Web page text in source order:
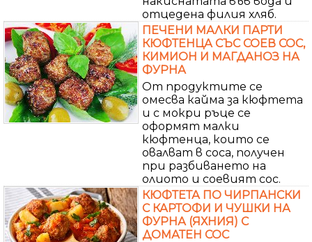
отцедена филия хляб.
ПЕЧЕНИ МАЛКИ ПАРТИ
КЮФТЕНЦА СЪС СОЕВ СОС,
КИМИОН И МАГДАНОЗ НА
ФУРНА
От продуктите се
омесва кайма за кюфтета
и с мокри ръце се
оформят малки
кюфтенца, които се
овалват в соса, получен
при разбиването на
олиото и соевият сос.
КЮФТЕТА ПО ЧИРПАНСКИ
С КАРТОФИ И ЧУШКИ НА
ФУРНА (ЯХНИЯ) С
ДОМАТЕН СОС